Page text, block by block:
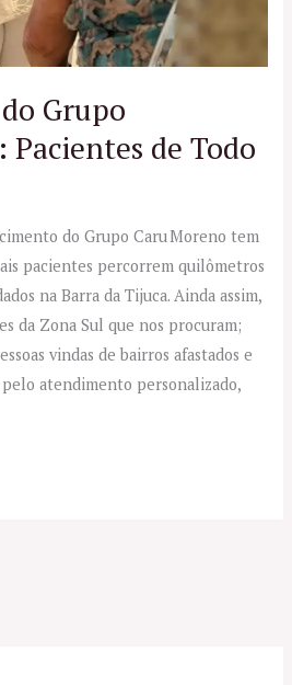
Grupo
Pacientes de Todo
do Grupo Caru Moreno tem
pacientes percorrem quilômetros
na Barra da Tijuca. Ainda assim,
da Zona Sul que nos procuram;
vindas de bairros afastados e
atendimento personalizado,